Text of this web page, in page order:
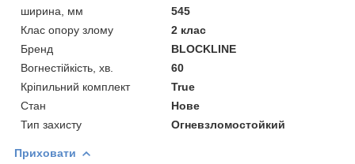
ширина, мм
545
Клас опору злому
2 клас
Бренд
BLOCKLINE
Вогнестійкість, хв.
60
Кріпильний комплект
True
Стан
Нове
Тип захисту
Огневзломостойкий
Приховати